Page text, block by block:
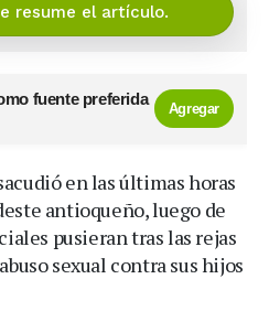
resume el artículo.
fuente preferida
Agregar
en las últimas horas
antioqueño, luego de
pusieran tras las rejas
sexual contra sus hijos